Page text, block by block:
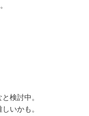
検討中。
いかも。